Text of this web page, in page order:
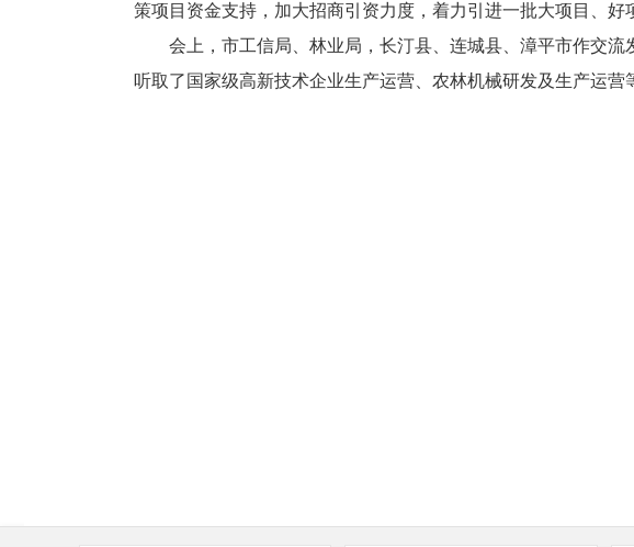
策项目资金支持，加大招商引资力度，着力引进一批大项目、
会上，市工信局、林业局，长汀县、连城县、漳平市作交流
听取了国家级高新技术企业生产运营、农林机械研发及生产运营